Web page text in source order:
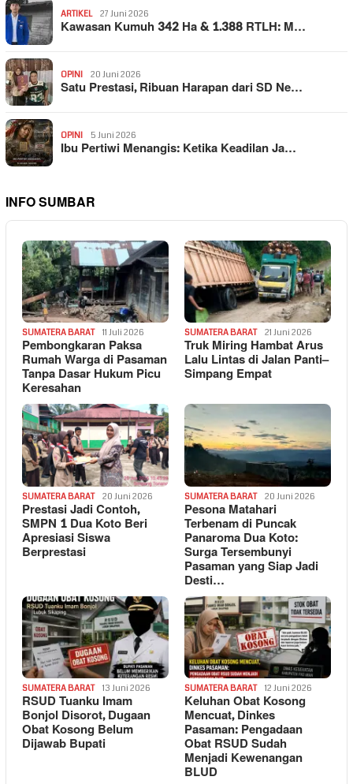
ARTIKEL 27 Juni 2026
Kawasan Kumuh 342 Ha & 1.388 RTLH: M…
OPINI 20 Juni 2026
Satu Prestasi, Ribuan Harapan dari SD Ne…
OPINI 5 Juni 2026
Ibu Pertiwi Menangis: Ketika Keadilan Ja…
INFO SUMBAR
SUMATERA BARAT 11 Juli 2026
Pembongkaran Paksa
Rumah Warga di Pasaman
Tanpa Dasar Hukum Picu
Keresahan
SUMATERA BARAT 21 Juni 2026
Truk Miring Hambat Arus
Lalu Lintas di Jalan Panti–
Simpang Empat
SUMATERA BARAT 20 Juni 2026
Prestasi Jadi Contoh,
SMPN 1 Dua Koto Beri
Apresiasi Siswa
Berprestasi
SUMATERA BARAT 20 Juni 2026
Pesona Matahari
Terbenam di Puncak
Panaroma Dua Koto:
Surga Tersembunyi
Pasaman yang Siap Jadi
Desti…
SUMATERA BARAT 13 Juni 2026
RSUD Tuanku Imam
Bonjol Disorot, Dugaan
Obat Kosong Belum
Dijawab Bupati
SUMATERA BARAT 12 Juni 2026
Keluhan Obat Kosong
Mencuat, Dinkes
Pasaman: Pengadaan
Obat RSUD Sudah
Menjadi Kewenangan
BLUD